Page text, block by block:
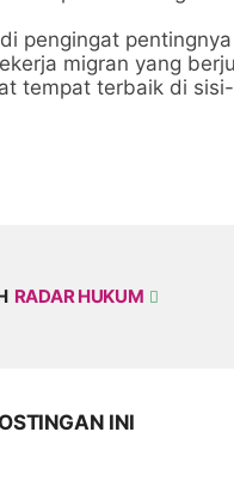
pengingat
migran yang
tempat terbaik di
RADAR HUKUM
INI